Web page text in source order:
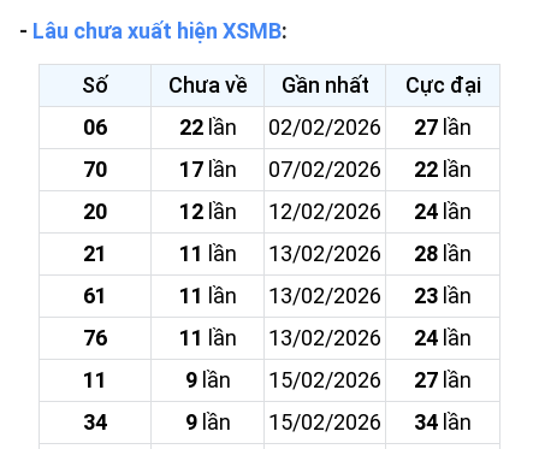
- Lâu chưa xuất hiện XSMB:
Số Chưa về Gần nhất
Cực đại
06
22lần 02/02/2026 27 lần
70
17lần 07/02/2026 22 lần
20
12lần 12/02/2026 24 lần
21
11 lần 13/02/2026 28 lần
61
11 lần 13/02/2026 23 lần
76
11 lần 13/02/2026 24 lần
11
9lần 15/02/2026 27 lần
34
9lần 15/02/2026 34 lần